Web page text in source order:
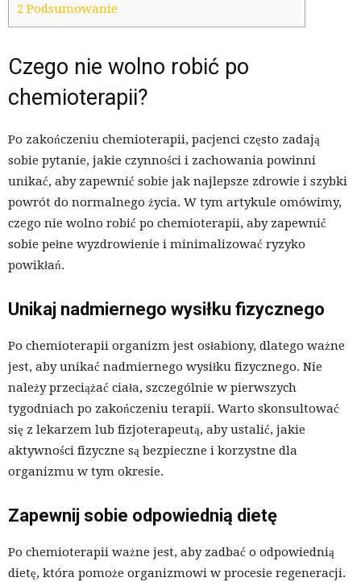
2 Podsumowanie
Czego nie wolno robić po
chemioterapii?
Po zakończeniu chemioterapii, pacjenci często zadają
sobie pytanie, jakie czynności i zachowania powinni
unikać, aby zapewnić sobie jak najlepsze zdrowie i szybki
powrót do normalnego życia. W tym artykule omówimy,
czego nie wolno robić po chemioterapii, aby zapewnić
sobie pełne wyzdrowienie i minimalizować ryzyko
powikłań.
Unikaj nadmiernego wysiłku fizycznego
Po chemioterapii organizm jest osłabiony, dlatego ważne
jest, aby unikać nadmiernego wysiłku fizycznego. Nie
należy przeciążać ciała, szczególnie w pierwszych
tygodniach po zakończeniu terapii. Warto skonsultować
się z lekarzem lub fizjoterapeutą, aby ustalić, jakie
aktywności fizyczne są bezpieczne i korzystne dla
organizmu w tym okresie.
Zapewnij sobie odpowiednią dietę
Po chemioterapii ważne jest, aby zadbać o odpowiednią
dietę, która pomoże organizmowi w procesie regeneracji.